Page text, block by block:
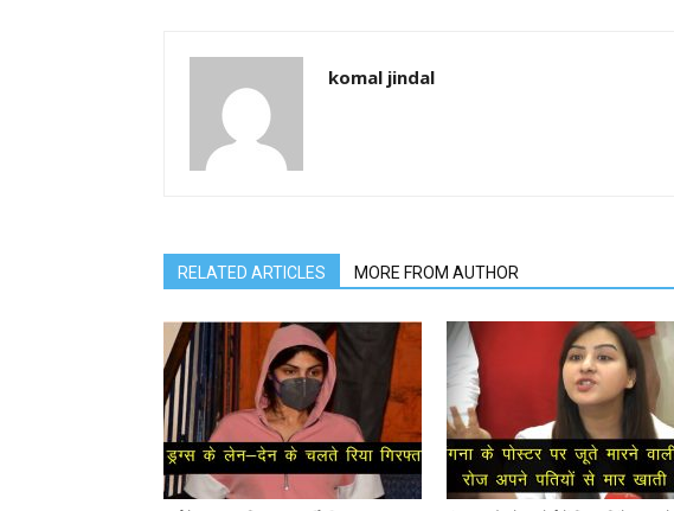
komal jindal
RELATED ARTICLES MORE FROM AUTHOR